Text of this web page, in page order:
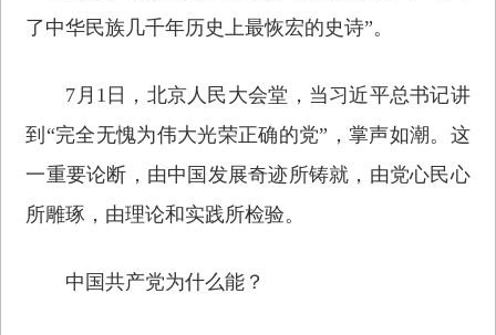
了中华民族几千年历史上最恢宏的史诗”。
7月1日，北京人民大会堂，当习近平总书记讲
到“完全无愧为伟大光荣正确的党”，掌声如潮。这
一重要论断，由中国发展奇迹所铸就，由党心民心
所雕琢，由理论和实践所检验。
中国共产党为什么能？